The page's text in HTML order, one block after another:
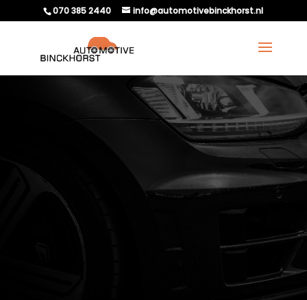
070 385 2440 info@automotivebinckhorst.nl
WAT TE DOEN ALS JE
AUTO BIJ ELKE BOCHT